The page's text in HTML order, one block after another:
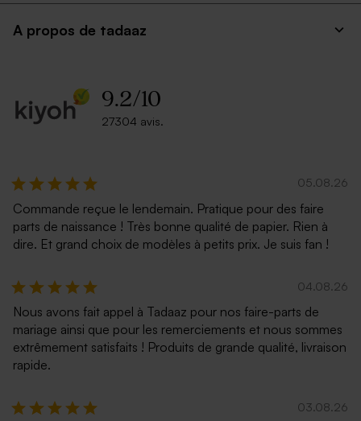
A propos de tadaaz
9.2/10
27304 avis.
05.08.26
Commande reçue le lendemain. Pratique pour des faire
parts de naissance ! Très bonne qualité de papier. Rien à
dire. Et grand choix de modèles à petits prix. Je suis fan !
04.08.26
Nous avons fait appel à Tadaaz pour nos faire-parts de
mariage ainsi que pour les remerciements et nous sommes
extrêmement satisfaits ! Produits de grande qualité, livraison
rapide.
03.08.26